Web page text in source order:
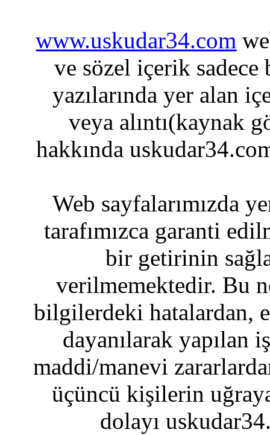
www.uskudar34.com
ve sözel içerik sadece
yazılarında yer alan
veya alıntı(kaynak
hakkında
Web sayfalarımızda
tarafımızca garanti
bir getirinin
verilmemektedir. Bu
bilgilerdeki hatalardan,
dayanılarak yapılan
maddi/manevi
üçüncü kişilerin
dolayı